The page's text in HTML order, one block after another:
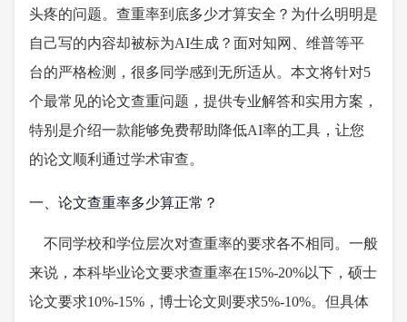
头疼的问题。查重率到底多少才算安全？为什么明明是
自己写的内容却被标为AI生成？面对知网、维普等平
台的严格检测，很多同学感到无所适从。本文将针对5
个最常见的论文查重问题，提供专业解答和实用方案，
特别是介绍一款能够免费帮助降低AI率的工具，让您
的论文顺利通过学术审查。
一、论文查重率多少算正常？
不同学校和学位层次对查重率的要求各不相同。一般
来说，本科毕业论文要求查重率在15%-20%以下，硕士
论文要求10%-15%，博士论文则要求5%-10%。但具体